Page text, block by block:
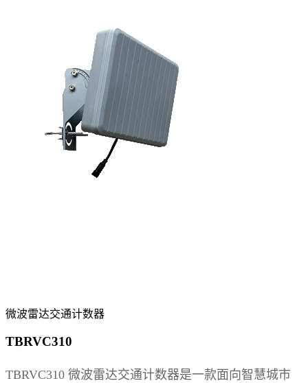
微波雷达交通计数器
TBRVC310
TBRVC310 微波雷达交通计数器是一款面向智慧城市